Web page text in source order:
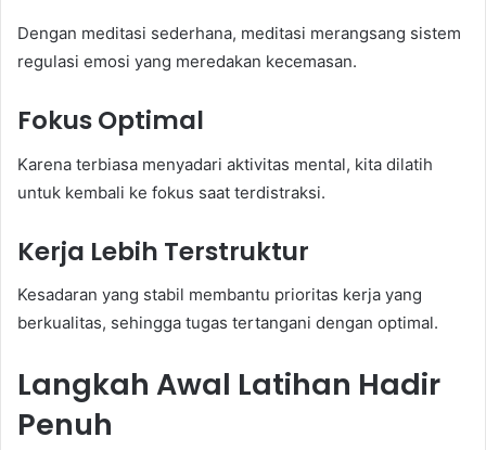
Dengan meditasi sederhana, meditasi merangsang sistem
regulasi emosi yang meredakan kecemasan.
Fokus Optimal
Karena terbiasa menyadari aktivitas mental, kita dilatih
untuk kembali ke fokus saat terdistraksi.
Kerja Lebih Terstruktur
Kesadaran yang stabil membantu prioritas kerja yang
berkualitas, sehingga tugas tertangani dengan optimal.
Langkah Awal Latihan Hadir
Penuh